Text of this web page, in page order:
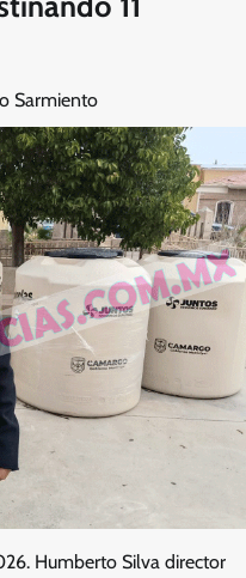
Sarmiento
Humberto Silva director